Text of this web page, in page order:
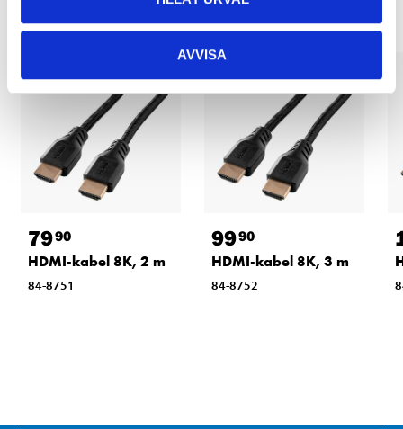
AVVISA
7990
HDMI-kabel 8K, 2 m
84-8751
9990
HDMI-kabel 8K, 3 m
84-8752